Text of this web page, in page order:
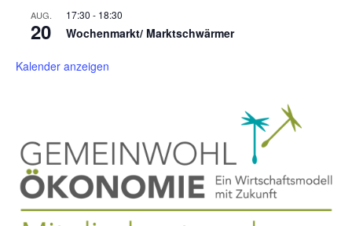
AUG.
20
17:30 - 18:30
Wochenmarkt/ Marktschwärmer
Kalender anzeigen